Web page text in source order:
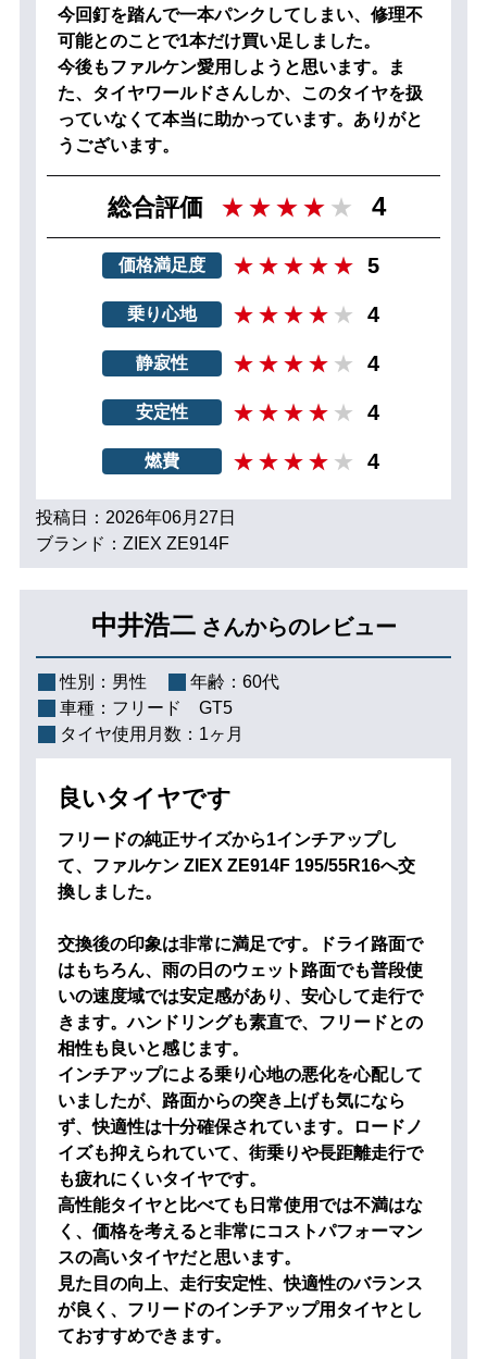
今回釘を踏んで一本パンクしてしまい、修理不
可能とのことで1本だけ買い足しました。
今後もファルケン愛用しようと思います。ま
た、タイヤワールドさんしか、このタイヤを扱
っていなくて本当に助かっています。ありがと
うございます。
総合評価 4
価格満足度 5
乗り心地 4
静寂性 4
安定性 4
燃費 4
投稿日：2026年06月27日
ブランド：ZIEX ZE914F
中井浩二 さんからのレビュー
性別： 男性 年齢： 60代
車種： フリード GT5
タイヤ使用月数： 1ヶ月
良いタイヤです
フリードの純正サイズから1インチアップし
て、ファルケン ZIEX ZE914F 195/55R16へ交
換しました。
交換後の印象は非常に満足です。ドライ路面で
はもちろん、雨の日のウェット路面でも普段使
いの速度域では安定感があり、安心して走行で
きます。ハンドリングも素直で、フリードとの
相性も良いと感じます。
インチアップによる乗り心地の悪化を心配して
いましたが、路面からの突き上げも気になら
ず、快適性は十分確保されています。ロードノ
イズも抑えられていて、街乗りや長距離走行で
も疲れにくいタイヤです。
高性能タイヤと比べても日常使用では不満はな
く、価格を考えると非常にコストパフォーマン
スの高いタイヤだと思います。
見た目の向上、走行安定性、快適性のバランス
が良く、フリードのインチアップ用タイヤとし
ておすすめできます。